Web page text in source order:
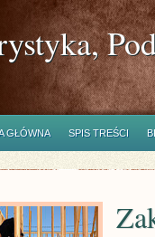
GŁÓWNA SPIS TREŚCI